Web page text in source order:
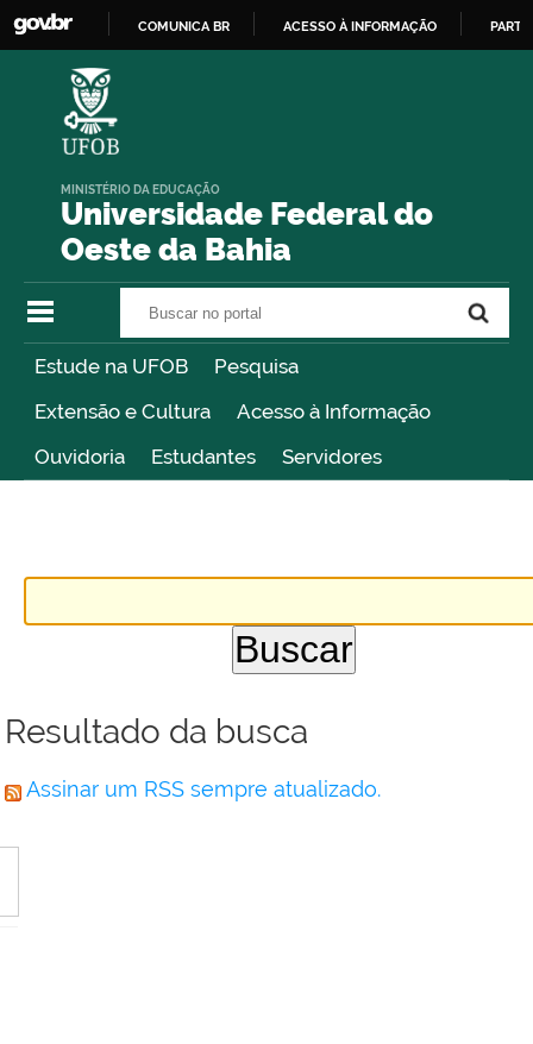
COMUNICA BR ACESSO À INFORMAÇÃO
Universidade Federal do
Oeste da Bahia
MINISTÉRIO DA EDUCAÇÃO
Estude na UFOB
Pesquisa
Extensão e Cultura
Acesso à Informação
Ouvidoria
Estudantes Servidores
Resultado da busca
Assinar um RSS sempre atualizado.